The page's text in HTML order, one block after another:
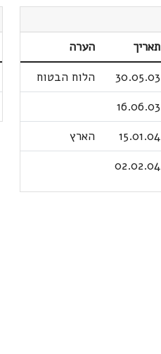
תאריך
הערה
30.05.03
הלוח הבטוח
16.06.03
15.01.04
הארץ
02.02.04